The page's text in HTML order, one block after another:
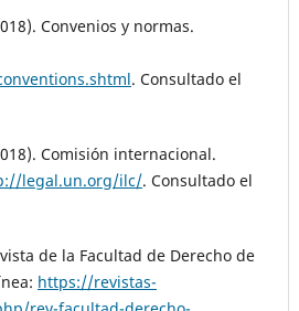
Convenios y normas.
. Consultado el
Comisión internacional.
legal.un.org/ilc/. Consultado el
de la Facultad de Derecho de
https://revistas-